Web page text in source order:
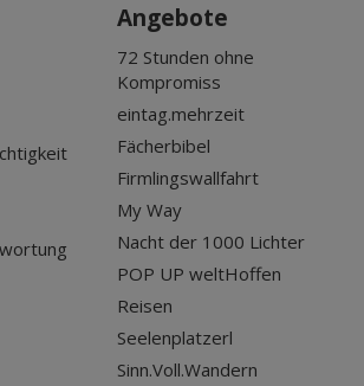
Angebote
72 Stunden ohne
Kompromiss
eintag.mehrzeit
Fächerbibel
Firmlingswallfahrt
My Way
Nacht der 1000 Lichter
POP UP weltHoffen
Reisen
Seelenplatzerl
Sinn.Voll.Wandern